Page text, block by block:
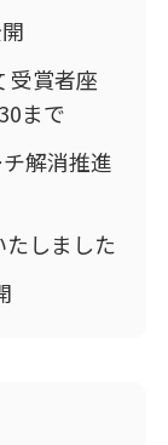
受賞者座
まで
解消推進
しました